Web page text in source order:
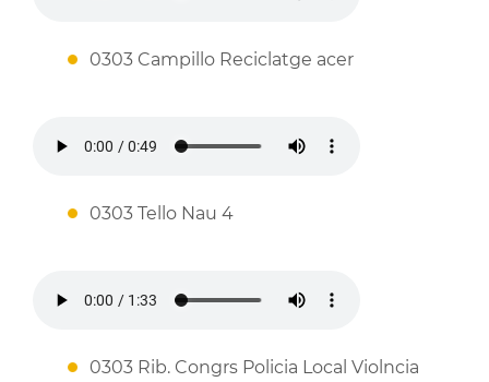
0303 Campillo Reciclatge acer
0303 Tello Nau 4
0303 Rib. Congrs Policia Local Violncia